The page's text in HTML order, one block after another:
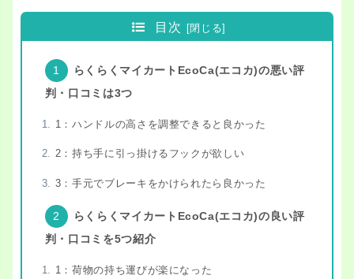
目次
らくらくマイカートEcoCa(エコカ)の悪い評
判・口コミは3つ
1：ハンドルの高さを調整できると良かった
2：持ち手に引っ掛けるフックが欲しい
3：手元でブレーキをかけられたら良かった
らくらくマイカートEcoCa(エコカ)の良い評
判・口コミを5つ紹介
1：荷物の持ち運びが楽になった